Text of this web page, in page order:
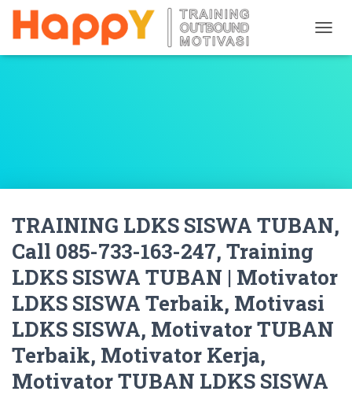
O
G
T
I
TRAINING LDKS SISWA TUBAN,
Call 085-733-163-247, Training
LDKS SISWA TUBAN | Motivator
LDKS SISWA Terbaik, Motivasi
LDKS SISWA, Motivator TUBAN
Terbaik, Motivator Kerja,
Motivator TUBAN LDKS SISWA